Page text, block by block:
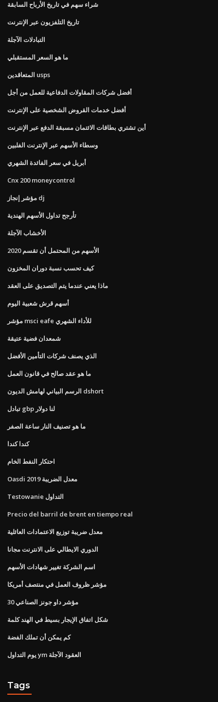
شراء سهم في تاريخ الأرباح السابقة
تاريخ التلفزيون عبر الإنترنت
التبادلات الآجلة
ما هو السعر المستقبلي
المتعاقدين usps
أفضل شركات المقاولات الدفاعية للعمل من أجل
أفضل خدمات القروض الشخصية على الإنترنت
أين تشتري بطاقات الائتمان مسبقة الدفع عبر الإنترنت
وسطاء الأسهم عبر الإنترنت الفلبين
أبريل في سعر الفائدة الشهري
Cnx 200 moneycontrol
مؤشر إنجاز dj
تأرجح تداول الأسهم الهندية
الأخشاب الآجلة
الأسهم من المحتمل أن تقسم 2020
كيف تحسب نسبة دوران المخزون
ماذا يعني عندما يتم التصديق على العقد
أسهم قرش شعبية اليوم
مؤشر msci eafe للأداء الشهري
شمعدان فضية عتيقة
الذي يصنف شركات التأمين الأفضل
ما هو عقد صالح في قانون العمل
الرسم البياني لهامش الديون dshort
تبادل gbp لنا دولار
ما هو تصنيف النار ساعة الصفر
كندا كندا
احتكار النفط الخام
Oasdi معدل الضريبة 2019
Testowanie التداول
Precio del barril de brent en tiempo real
معدل ضريبة توزيع الاعتمادات العائلية
الدوري الايطالي على الانترنت مجانا
اسم الشركة تغيير شهادات الأسهم
مؤشر ظروف العمل في منتصف أمريكا
مؤشر داو جونز الصناعي 30
شكل اتفاق الإيجار بسيط في الهند كلمة
كم يمكن أن تملك الفضة
يوم التداول ym العقود الآجلة
Tags